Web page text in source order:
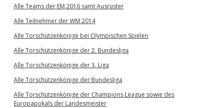
Alle Teams der EM 2016 samt Ausrüster
Alle Teilnehmer der WM 2014
Alle Torschützenkönige bei Olympischen Spielen
Alle Torschützenkönige der 2. Bundesliga
Alle Torschützenkönige der 3. Liga
Alle Torschützenkönige der Bundesliga
Alle Torschützenkönige der Champions League sowie des
Europapokals der Landesmeister